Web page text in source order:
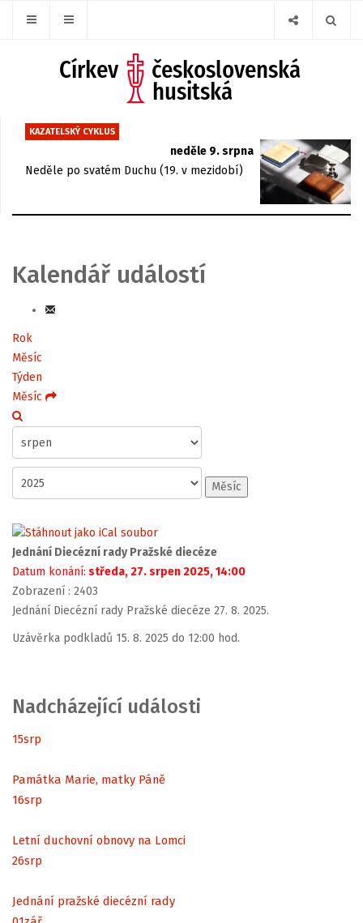
KAZATELSKÝ CYKLUS
neděle 9. srpna
Neděle po svatém Duchu (19. v mezidobí)
Kalendář událostí
Rok
Měsíc
Týden
Měsíc
Měsíc
Jednání Diecézní rady Pražské diecéze
Datum konání: středa, 27. srpen 2025, 14:00
Zobrazení : 2403
Jednání Diecézní rady Pražské diecéze 27. 8. 2025.
Uzávěrka podkladů 15. 8. 2025 do 12:00 hod.
Nadcházející události
15srp
Památka Marie, matky Páně
16srp
Letní duchovní obnovy na Lomci
26srp
Jednání pražské diecézní rady